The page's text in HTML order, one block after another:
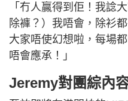
「冇人贏得到佢！我諗
除褲？）我唔會，除衫
大家唔使幻想啦，每場
唔會應承！」
Jeremy對團綜內